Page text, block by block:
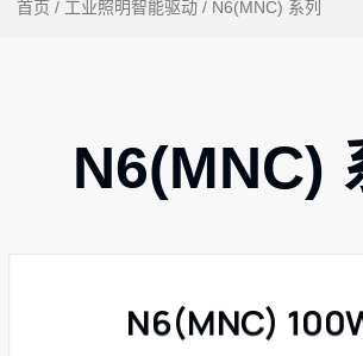
首页 / 工业照明智能驱动 / N6(MNC) 系列
N6(MNC)
N6(MNC)